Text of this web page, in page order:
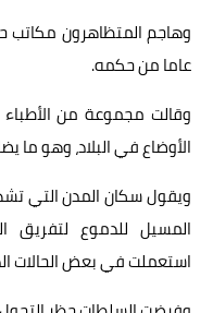
عاما من حكمه.
وقالت مجموعة من الأطباء
الأوضاع في البلاد، وهو ما
ويقول سكان المدن التي
المسيل للدموع لتفريق
استعملت في بعض الحالات